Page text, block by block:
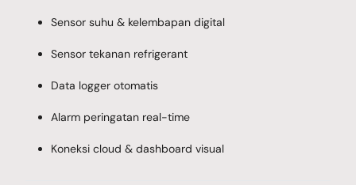
Sensor suhu & kelembapan digital
Sensor tekanan refrigerant
Data logger otomatis
Alarm peringatan real-time
Koneksi cloud & dashboard visual